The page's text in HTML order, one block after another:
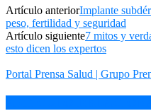
Artículo anteriorImplante
peso, fertilidad y seguridad
Artículo siguiente7 mitos y
esto dicen los expertos
Portal Prensa Salud | Grupo